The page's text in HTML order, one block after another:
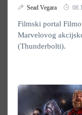
Sead Vegara
Filmski portal
Marvelovog
(Thunderbolti).